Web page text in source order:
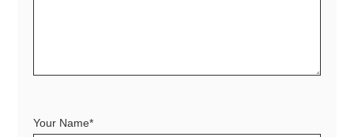
Your Name*